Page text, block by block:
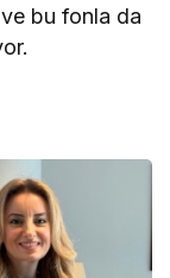
bu fonla da